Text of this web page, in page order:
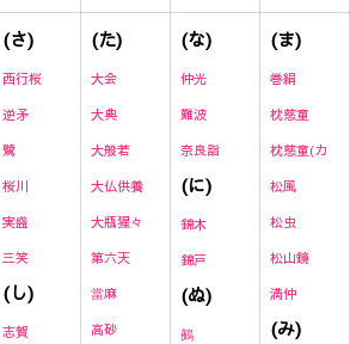
(さ)
西行桜
逆矛
鷺
桜川
実盛
三笑
(し)
志賀
(た)
大会
大典
大般若
大仏供養
大瓶猩々
第六天
當麻
高砂
(な)
仲光
難波
奈良詣
(に)
錦木
錦戸
(ぬ)
鵺
(ま)
巻絹
枕慈童
枕慈童(カ
松風
松虫
松山鏡
満仲
(み)